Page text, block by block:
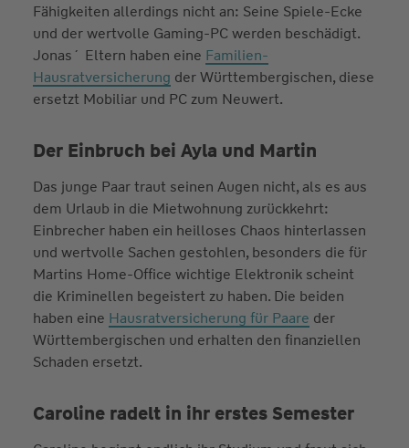
Fähigkeiten allerdings nicht an: Seine Spiele-Ecke
und der wertvolle Gaming-PC werden beschädigt.
Jonas´ Eltern haben eine Familien-
Hausratversicherung der Württembergischen, diese
ersetzt Mobiliar und PC zum Neuwert.
Der Einbruch bei Ayla und Martin
Das junge Paar traut seinen Augen nicht, als es aus
dem Urlaub in die Mietwohnung zurückkehrt:
Einbrecher haben ein heilloses Chaos hinterlassen
und wertvolle Sachen gestohlen, besonders die für
Martins Home-Office wichtige Elektronik scheint
die Kriminellen begeistert zu haben. Die beiden
haben eine Hausratversicherung für Paare der
Württembergischen und erhalten den finanziellen
Schaden ersetzt.
Caroline radelt in ihr erstes Semester